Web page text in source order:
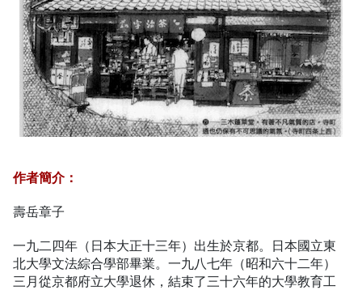
作者簡介：
壽岳章子
一九二四年（日本大正十三年）出生於京都。日本國立東
北大學文法綜合學部畢業。一九八七年（昭和六十二年）
三月從京都府立大學退休，結束了三十六年的大學教育工